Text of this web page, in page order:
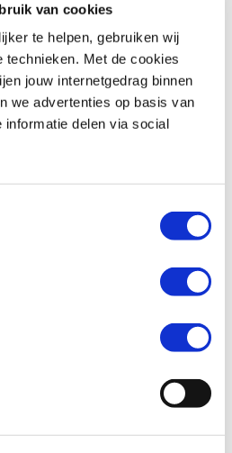
van cookies
te helpen, gebruiken wij
Met de cookies
jouw internetgedrag binnen
we advertenties op basis van
informatie delen via social